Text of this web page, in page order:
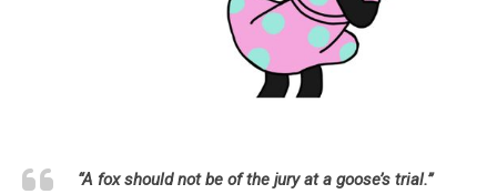
“A fox should not be of the jury at a goose’s trial.”